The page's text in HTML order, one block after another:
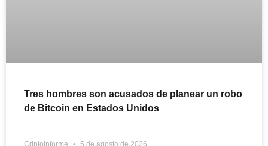
Tres hombres son acusados de planear un robo
de Bitcoin en Estados Unidos